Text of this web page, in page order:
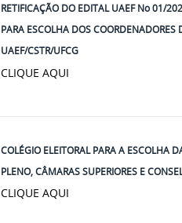
RETIFICAÇÃO DO EDITAL UAEF No 01/
PARA ESCOLHA DOS
UAEF/CSTR/UFCG
CLIQUE AQUI
COLÉGIO ELEITORAL PARA A ESCOLHA
PLENO, CÂMARAS SUPERIORES E
CLIQUE AQUI